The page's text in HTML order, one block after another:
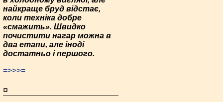
найкраще бруд відстає,
коли техніка добре
«смажить». Швидко
почистити нагар можна в
два етапи, але іноді
достатньо і першого.
=>>>=
¤